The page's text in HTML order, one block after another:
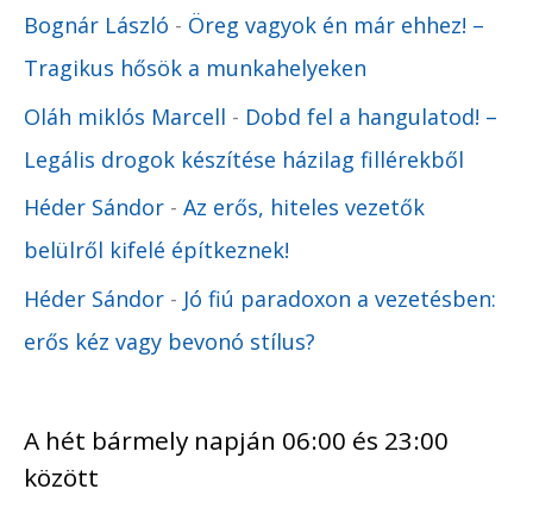
Bognár László - Öreg vagyok én már ehhez! –
Tragikus hősök a munkahelyeken
Oláh miklós Marcell - Dobd fel a hangulatod! –
Legális drogok készítése házilag fillérekből
Héder Sándor - Az erős, hiteles vezetők
belülről kifelé építkeznek!
Héder Sándor - Jó fiú paradoxon a vezetésben:
erős kéz vagy bevonó stílus?
A hét bármely napján 06:00 és 23:00
között